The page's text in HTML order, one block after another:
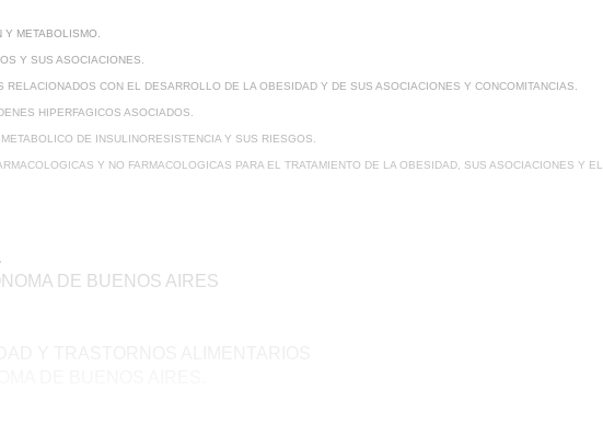
METABOLISMO.
Y SUS ASOCIACIONES.
CON EL DESARROLLO DE LA OBESIDAD Y DE SUS ASOCIACIONES Y CONCOMITANCIAS.
HIPERFAGICOS ASOCIADOS.
DE INSULINORESISTENCIA Y SUS RIESGOS.
Y NO FARMACOLOGICAS PARA EL TRATAMIENTO DE LA OBESIDAD, SUS ASOCIACIONES Y EL
DE BUENOS AIRES